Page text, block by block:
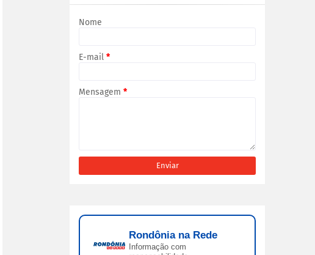
Nome
E-mail *
Mensagem *
Rondônia na Rede
Informação com